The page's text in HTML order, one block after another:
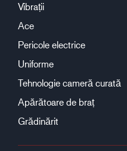
Vibrații
Ace
Pericole electrice
Uniforme
Tehnologie cameră curată
Apărătoare de braț
Grădinărit